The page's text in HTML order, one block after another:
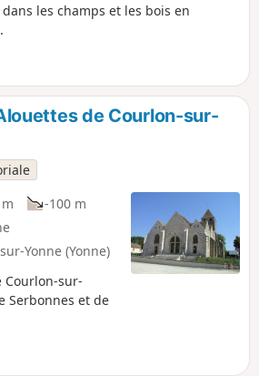
les champs et les bois en
de Courlon-sur-
-100 m
Yonne (Yonne)
Courlon-sur-
Serbonnes et de